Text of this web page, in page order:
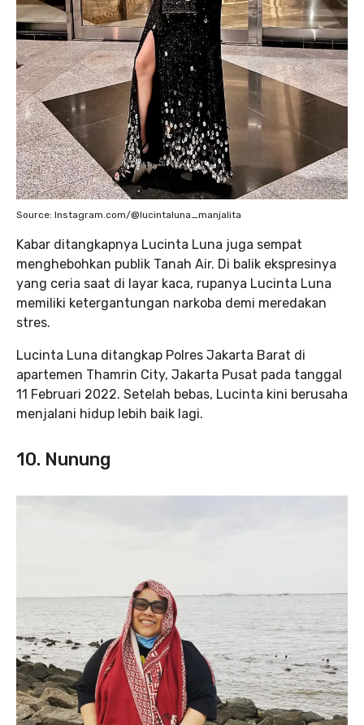
Source: Instagram.com/@lucintaluna_manjalita
Kabar ditangkapnya Lucinta Luna juga sempat
menghebohkan publik Tanah Air. Di balik ekspresinya
yang ceria saat di layar kaca, rupanya Lucinta Luna
memiliki ketergantungan narkoba demi meredakan
stres.
Lucinta Luna ditangkap Polres Jakarta Barat di
apartemen Thamrin City, Jakarta Pusat pada tanggal
11 Februari 2022. Setelah bebas, Lucinta kini berusaha
menjalani hidup lebih baik lagi.
10. Nunung